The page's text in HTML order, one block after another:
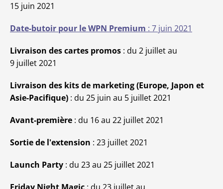
15 juin 2021
Date-butoir pour le WPN Premium : 7 juin 2021
Livraison des cartes promos : du 2 juillet au
9 juillet 2021
Livraison des kits de marketing (Europe, Japon et
Asie-Pacifique) : du 25 juin au 5 juillet 2021
Avant-première : du 16 au 22 juillet 2021
Sortie de l'extension : 23 juillet 2021
Launch Party : du 23 au 25 juillet 2021